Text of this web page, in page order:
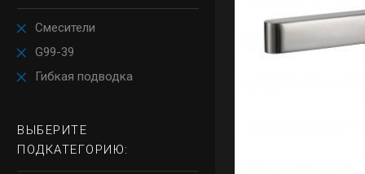
Смесители
G99-39
Гибкая подводка
ВЫБЕРИТЕ
ПОДКАТЕГОРИЮ: